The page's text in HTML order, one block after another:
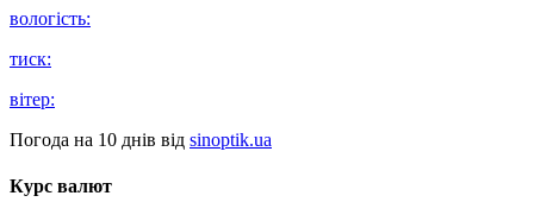
вологість:
тиск:
вітер:
Погода на 10 днів від sinoptik.ua
Курс валют